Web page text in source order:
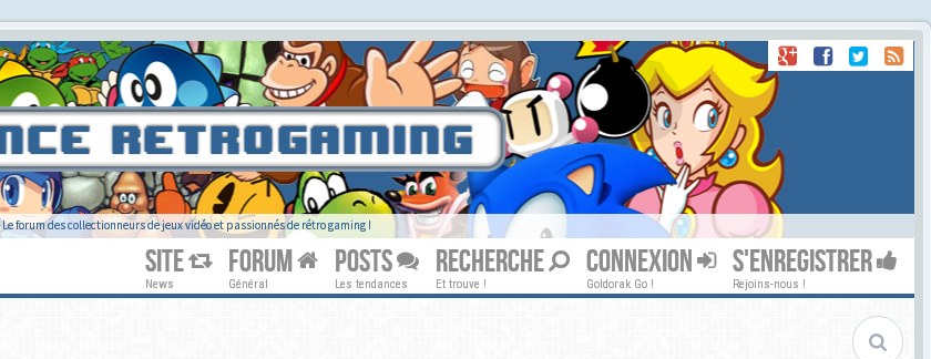
Le forum des collectionneurs de jeux vidéo et passionnés de rétro gaming !
SITE
News
FORUM
Général
POSTS
Les tendances
RECHERCHE
Et trouve !
CONNEXION
Goldorak Go !
S'ENREGISTRER
Rejoins-nous !